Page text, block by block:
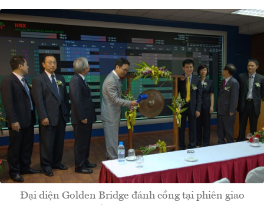
Đại diện Golden Bridge đánh cồng tại phiên giao